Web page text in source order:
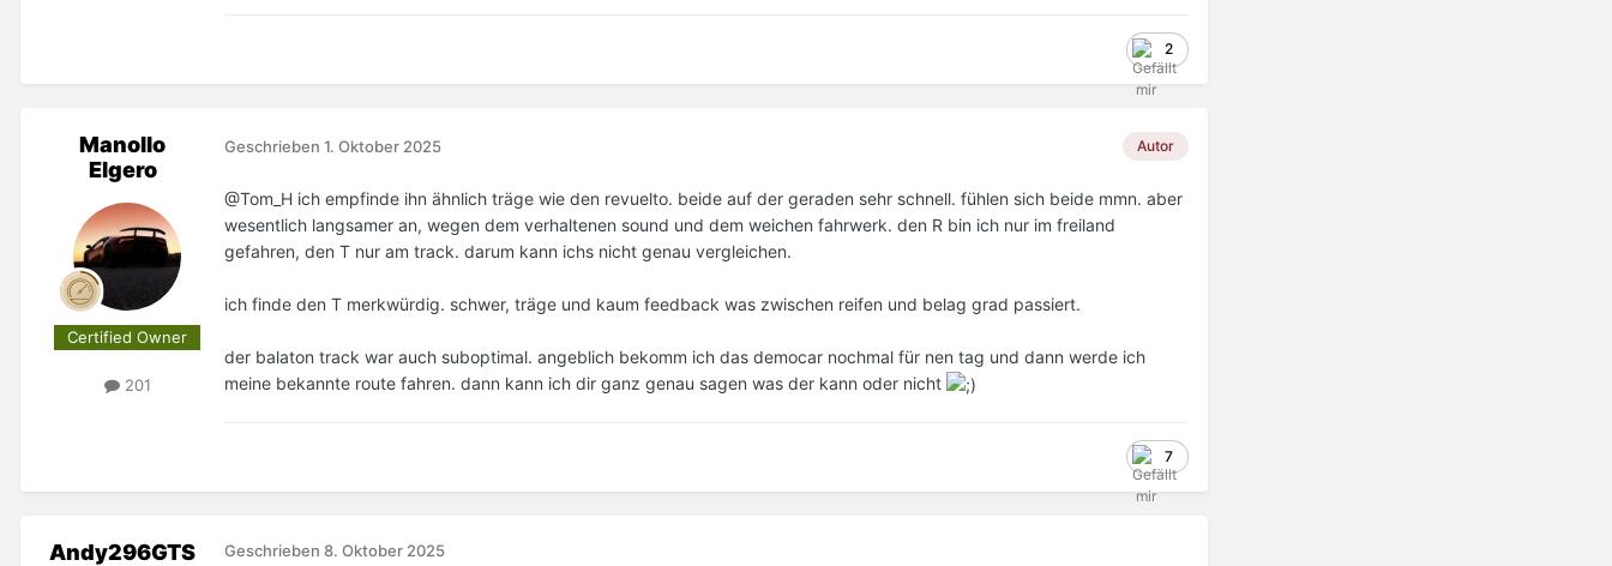
2
Manollo
Elgero
Certified Owner
201
Autor
Geschrieben 1. Oktober 2025
@Tom_H ich empfinde ihn ähnlich träge wie den revuelto. beide auf der geraden sehr schnell. fühlen sich beide mmn. aber
wesentlich langsamer an, wegen dem verhaltenen sound und dem weichen fahrwerk. den R bin ich nur im freiland
gefahren, den T nur am track. darum kann ichs nicht genau vergleichen.
ich finde den T merkwürdig. schwer, träge und kaum feedback was zwischen reifen und belag grad passiert.
der balaton track war auch suboptimal. angeblich bekomm ich das democar nochmal für nen tag und dann werde ich
meine bekannte route fahren. dann kann ich dir ganz genau sagen was der kann oder nicht
7
Andy296GTS Geschrieben 8. Oktober 2025